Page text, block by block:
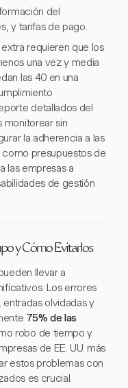
del
y tarifas de pago.
requieren que los
una vez y media
las 40 en una
detallados del
monitorear sin
la adherencia a las
presupuestos de
las empresas a
de gestión
y Cómo Evitarlos
llevar a
Los errores
olvidadas y
75% de las
robo de tiempo y
de EE. UU. más
estos problemas con
es crucial.